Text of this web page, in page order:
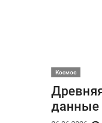
Космос
данные